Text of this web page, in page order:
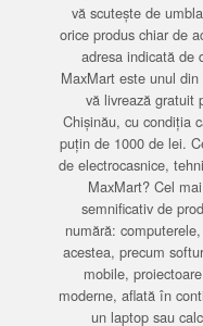
vă scutește de
orice produs chiar de
adresa indicată de
MaxMart este unul
vă livrează gratuit
Chișinău, cu condiția
puțin de 1000 de lei.
de electrocasnice,
MaxMart? Cel
semnificativ de
numără:
acestea, precum
mobile,
moderne, aflată în
un laptop sau